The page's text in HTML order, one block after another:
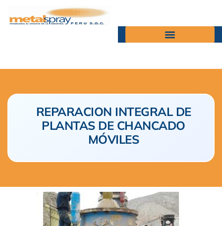
REPARACION INTEGRAL DE
PLANTAS DE CHANCADO
MÓVILES